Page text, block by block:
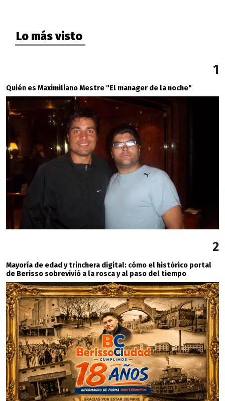
Lo más visto
1
Quién es Maximiliano Mestre "El manager de la noche"
2
Mayoría de edad y trinchera digital: cómo el histórico portal
de Berisso sobrevivió a la rosca y al paso del tiempo